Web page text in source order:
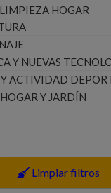
HOGAR
Y NUEVAS
ACTIVIDAD
Y JARDÍN
Limpiar filtros